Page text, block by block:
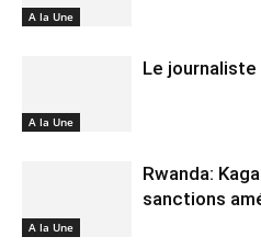
A la Une
A la Une
Le
A la Une
Rwanda:
sanctions